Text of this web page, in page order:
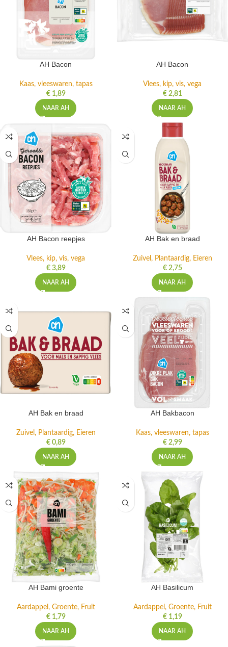
AH Bacon
Kaas, vleeswaren, tapas
€1,89
NAAR AH
AH Bacon
Vlees, kip, vis, vega
€2,81
NAAR AH
AH Bacon reepjes
Vlees, kip, vis, vega
€3,89
NAAR AH
AH Bak en braad
Zuivel, Plantaardig, Eieren
€2,75
NAAR AH
AH Bak en braad
Zuivel, Plantaardig, Eieren
€0,89
NAAR AH
AH Bakbacon
Kaas, vleeswaren, tapas
€2,99
NAAR AH
AH Bami groente
Aardappel, Groente, Fruit
€1,79
NAAR AH
AH Basilicum
Aardappel, Groente, Fruit
€1,19
NAAR AH